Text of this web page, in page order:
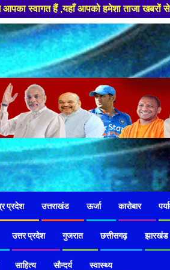
ताजा खबरों से रूबरू कराया जाएगा ,
प्रदेश उत्तराखंड ऊर्जा कारोबार
उत्तर प्रदेश गुजरात छत्तीसगढ़ झारखंड
साहित्य सौन्दर्य स्वास्थ्य